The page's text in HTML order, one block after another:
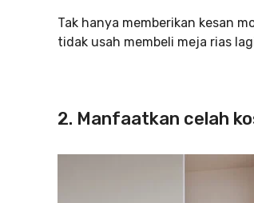
Tak hanya memberikan kesan
tidak usah membeli meja rias
2. Manfaatkan celah